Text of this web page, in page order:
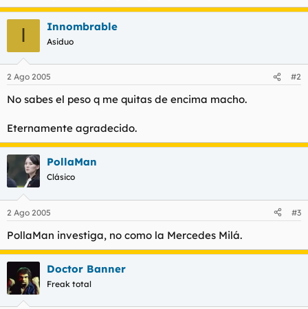
I Innombrable
Asiduo
2 Ago 2005 #2
No sabes el peso q me quitas de encima macho.
Eternamente agradecido.
PollaMan
Clásico
2 Ago 2005 #3
PollaMan investiga, no como la Mercedes Milá.
Doctor Banner
Freak total